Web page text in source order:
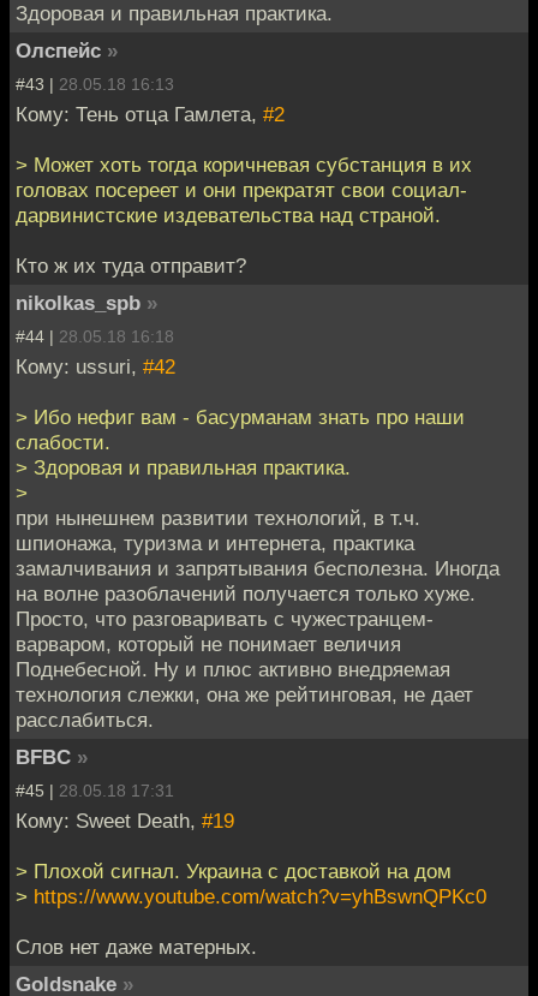
Здоровая и правильная практика.
Олспейс »
#43 | 28.05.18 16:13
Кому: Тень отца Гамлета, #2
> Может хоть тогда коричневая субстанция в их
головах посереет и они прекратят свои социал-
дарвинистские издевательства над страной.
Кто ж их туда отправит?
nikolkas_spb »
#44 | 28.05.18 16:18
Кому: ussuri, #42
> Ибо нефиг вам - басурманам знать про наши
слабости.
> Здоровая и правильная практика.
>
при нынешнем развитии технологий, в т.ч.
шпионажа, туризма и интернета, практика
замалчивания и запрятывания бесполезна. Иногда
на волне разоблачений получается только хуже.
Просто, что разговаривать с чужестранцем-
варваром, который не понимает величия
Поднебесной. Ну и плюс активно внедряемая
технология слежки, она же рейтинговая, не дает
расслабиться.
BFBC »
#45 | 28.05.18 17:31
Кому: Sweet Death, #19
> Плохой сигнал. Украина с доставкой на дом
> https://www.youtube.com/watch?v=yhBswnQPKc0
Слов нет даже матерных.
Goldsnake »